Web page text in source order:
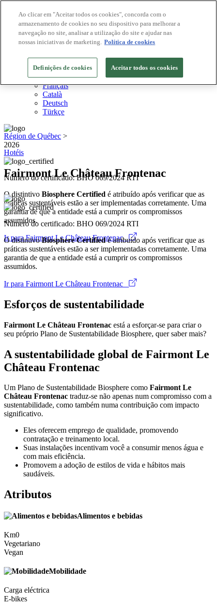
Destinos Biosphere
Empresas Biosphere
Como avaliamos
PT
English
Español
Français
Català
Deutsch
Türkçe
2026
Número do certificado: BHO 069/2024 RTI
O distintivo Biosphere Certified é atribuído após verificar que as
práticas sustentáveis estão a ser implementadas corretamente. Uma
garantia de que a entidade está a cumprir os compromissos
assumidos.
Ir para Fairmont Le Château Frontenac
Région de Québec >
Hotéis
Fairmont Le Château Frontenac
Número do certificado: BHO 069/2024 RTI
O distintivoBiosphere Certifiedé atribuído após verificar que as
práticas sustentáveis estão a ser implementadas corretamente. Uma
garantia de que a entidade está a cumprir os compromissos
assumidos.
Ir para Fairmont Le Château Frontenac
Esforços de sustentabilidade
Fairmont Le Château Frontenac está a esforçar-se para criar o
seu próprio Plano de Sustentabilidade Biosphere, quer saber mais?
A sustentabilidade global de Fairmont Le
Château Frontenac
Um Plano de Sustentabilidade Biosphere como Fairmont Le
Château Frontenac traduz-se não apenas num compromisso com a
sustentabilidade, como também numa contribuição com impacto
significativo.
Eles oferecem emprego de qualidade, promovendo
contratação e treinamento local.
Suas instalações incentivam você a consumir menos água e
com mais eficiência.
Promovem a adoção de estilos de vida e hábitos mais
saudáveis.
Atributos
Alimentos e bebidas
Km0
Vegetariano
Vegan
Mobilidade
Carga eléctrica
E-bikes
Ao clicar em "Aceitar todos os cookies", concorda com o
armazenamento de cookies no seu dispositivo para melhorar a
navegação no site, analisar a utilização do site e ajudar nas
nossas iniciativas de marketing. Política de cookies
Definições de cookies Aceitar todos os cookies